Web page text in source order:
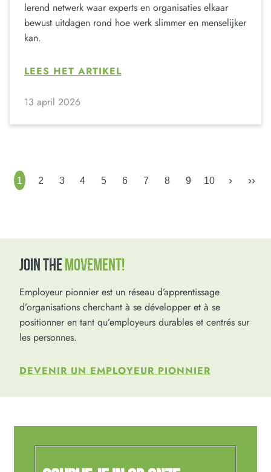
lerend netwerk waar experts en organisaties elkaar
bewust uitdagen rond hoe werk slimmer en menselijker
kan.
LEES HET ARTIKEL
13 april 2026
1 2 3 4 5 6 7 8 9 10 › ››
JOIN THEMOVEMENT!
Employeur pionnier est un réseau d’apprentissage
d’organisations cherchant à se développer et à se
positionner en tant qu’employeurs durables et centrés sur
les personnes.
DEVENIR UN EMPLOYEUR PIONNIER